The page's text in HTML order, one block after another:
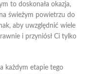
to doskonała okazja,
świeżym powietrzu do
aby uwzględnić wiele
i przyniósł Ci tylko
każdym etapie tego